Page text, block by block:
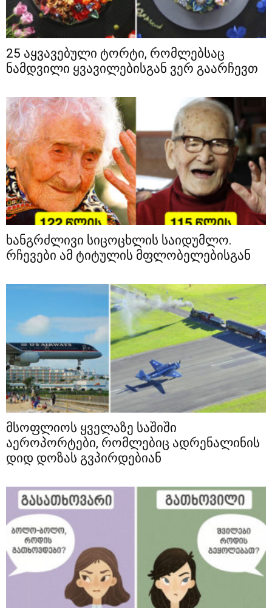
25 აყვავებული ტორტი, რომლებსაც
ნამდვილი ყვავილებისგან ვერ გაარჩევთ
ხანგრძლივი სიცოცხლის საიდუმლო.
რჩევები ამ ტიტულის მფლობელებისგან
მსოფლიოს ყველაზე საშიში
აეროპორტები, რომლებიც ადრენალინის
დიდ დოზას გვპირდებიან